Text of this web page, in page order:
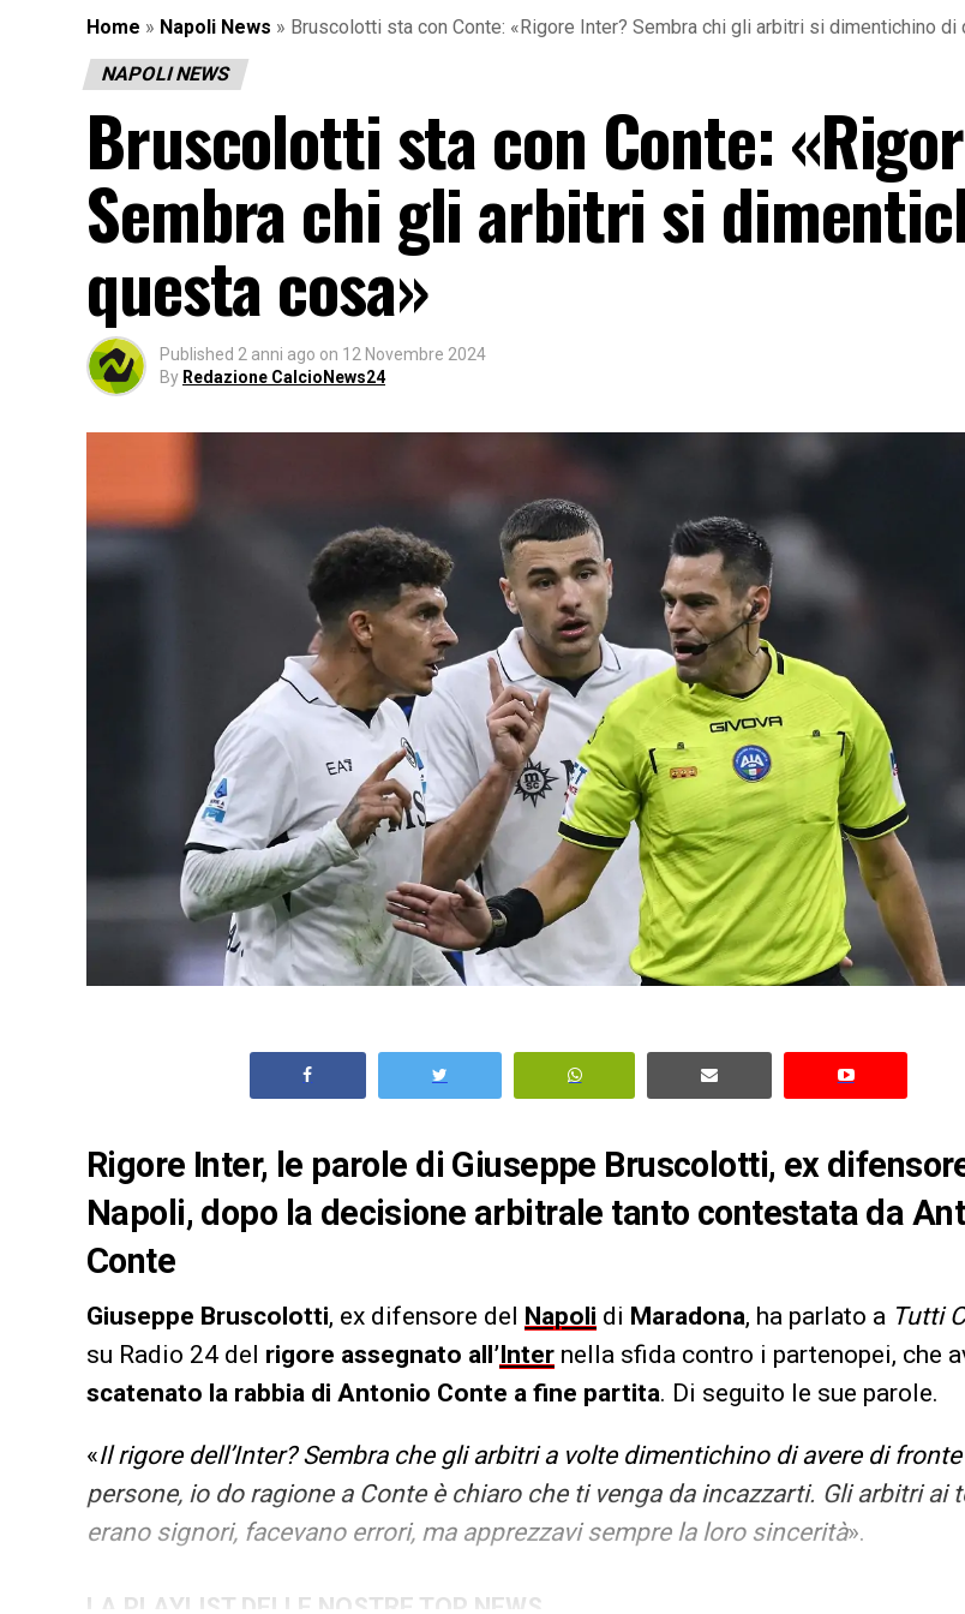
Home » Napoli News » Bruscolotti sta con Conte: «Rigore Inter? Sembra chi gli arbitri si dimentichino di
NAPOLI NEWS
Bruscolotti sta con Conte:
Sembra chi gli arbitri si
questa cosa»
Published 2 anni ago on 12 Novembre 2024
By Redazione CalcioNews24
Rigore Inter, le parole di Giuseppe Bruscolotti, ex
Napoli, dopo la decisione arbitrale tanto contestata da
Conte
Giuseppe Bruscolotti, ex difensore del Napoli di Maradona, ha parlato a Tutti
su Radio 24 del rigore assegnato all’Inter nella sfida contro i partenopei, che
scatenato la rabbia di Antonio Conte a fine partita. Di seguito le sue parole.
«Il rigore dell’Inter? Sembra che gli arbitri a volte dimentichino di avere di
persone, io do ragione a Conte è chiaro che ti venga da incazzarti. Gli arbitri ai
erano signori, facevano errori, ma apprezzavi sempre la loro sincerità».
LA PLAYLIST DELLE NOSTRE TOP NEWS